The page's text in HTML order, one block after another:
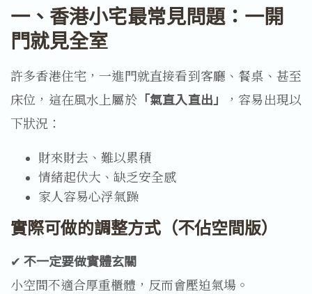
一、香港小宅最常見問題：一開
門就見全室
許多香港住宅，一進門就直接看到客廳、餐桌、甚至
床位，這在風水上屬於「氣直入直出」
，容易出現以
下狀況：
財來財去、難以累積
情緒起伏大、缺乏安全感
家人容易心浮氣躁
實際可做的調整方式（不佔空間版）
✔ 不一定要做實體玄關
小空間不適合厚重櫃體，反而會壓迫氣場。